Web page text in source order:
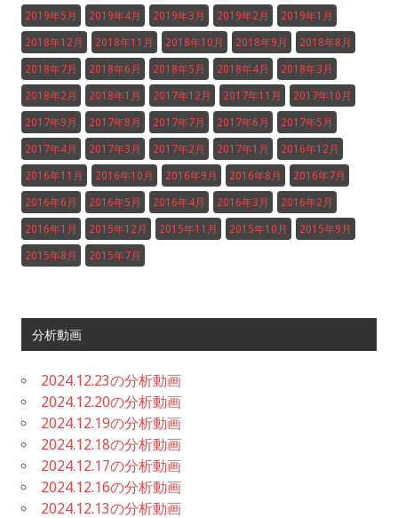
2019年5月 2019年4月 2019年3月 2019年2月 2019年1月
2018年12月 2018年11月 2018年10月 2018年9月 2018年8月
2018年7月 2018年6月 2018年5月 2018年4月 2018年3月
2018年2月 2018年1月 2017年12月 2017年11月 2017年10月
2017年9月 2017年8月 2017年7月 2017年6月 2017年5月
2017年4月 2017年3月 2017年2月 2017年1月 2016年12月
2016年11月 2016年10月 2016年9月 2016年8月 2016年7月
2016年6月 2016年5月 2016年4月 2016年3月 2016年2月
2016年1月 2015年12月 2015年11月 2015年10月 2015年9月
2015年8月 2015年7月
分析動画
2024.12.23の分析動画
2024.12.20の分析動画
2024.12.19の分析動画
2024.12.18の分析動画
2024.12.17の分析動画
2024.12.16の分析動画
2024.12.13の分析動画